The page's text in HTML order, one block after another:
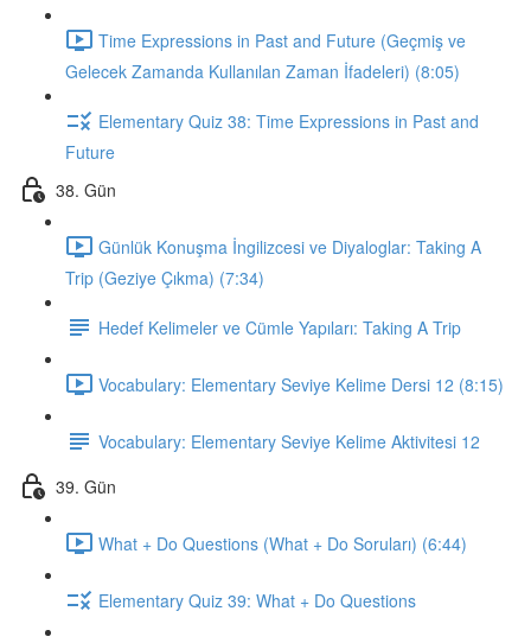
Time Expressions in Past and Future (Geçmiş ve
Gelecek Zamanda Kullanılan Zaman İfadeleri) (8:05)
Elementary Quiz 38: Time Expressions in Past and
Future
38. Gün
Günlük Konuşma İngilizcesi ve Diyaloglar: Taking A
Trip (Geziye Çıkma) (7:34)
Hedef Kelimeler ve Cümle Yapıları: Taking A Trip
Vocabulary: Elementary Seviye Kelime Dersi 12 (8:15)
Vocabulary: Elementary Seviye Kelime Aktivitesi 12
39. Gün
What + Do Questions (What + Do Soruları) (6:44)
Elementary Quiz 39: What + Do Questions